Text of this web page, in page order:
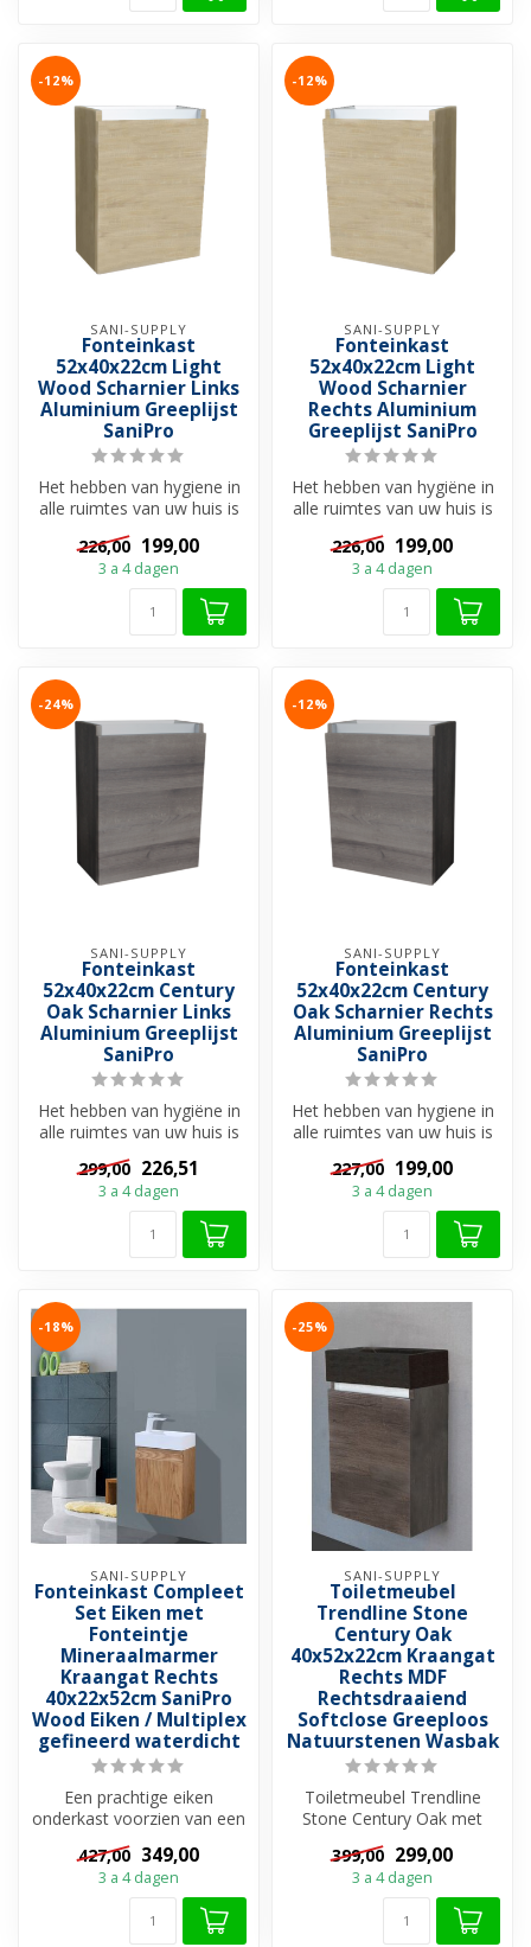
-12%
SANI-SUPPLY
Fonteinkast
52x40x22cm Light
Wood Scharnier Links
Aluminium Greeplijst
SaniPro
Het hebben van hygiene in
alle ruimtes van uw huis is
van belang. In het kleins...
226,00 199,00
3 a 4 dagen
-12%
SANI-SUPPLY
Fonteinkast
52x40x22cm Light
Wood Scharnier
Rechts Aluminium
Greeplijst SaniPro
Het hebben van hygiëne in
alle ruimtes van uw huis is
van belang. In het kleins...
226,00 199,00
3 a 4 dagen
-24%
SANI-SUPPLY
Fonteinkast
52x40x22cm Century
Oak Scharnier Links
Aluminium Greeplijst
SaniPro
Het hebben van hygiëne in
alle ruimtes van uw huis is
299,00 226,51
3 a 4 dagen
-12%
SANI-SUPPLY
Fonteinkast
52x40x22cm Century
Oak Scharnier Rechts
Aluminium Greeplijst
SaniPro
Het hebben van hygiene in
alle ruimtes van uw huis is
227,00 199,00
3 a 4 dagen
-18%
SANI-SUPPLY
Fonteinkast Compleet
Set Eiken met
Fonteintje
Mineraalmarmer
Kraangat Rechts
40x22x52cm SaniPro
Wood Eiken / Multiplex
gefineerd waterdicht
Een prachtige eiken
onderkast voorzien van een
softclose deur. De
onderkast heef...
427,00 349,00
3 a 4 dagen
-25%
SANI-SUPPLY
Toiletmeubel
Trendline Stone
Century Oak
40x52x22cm Kraangat
Rechts MDF
Rechtsdraaiend
Softclose Greeploos
Natuurstenen Wasbak
Toiletmeubel Trendline
Stone Century Oak met
hardstenen toiletfontein.
Deze prac...
399,00 299,00
3 a 4 dagen